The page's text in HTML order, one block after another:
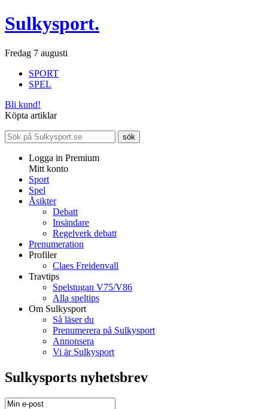
Sulkysport.
Fredag 7 augusti
SPORT
SPEL
Bli kund!
Köpta artiklar
Logga in Premium
Mitt konto
Sport
Spel
Åsikter
Debatt
Insändare
Regelverk debatt
Prenumeration
Profiler
Claes Freidenvall
Travtips
Spelstugan V75/V86
Alla speltips
Om Sulkysport
Så läser du
Prenumerera på Sulkysport
Annonsera
Vi är Sulkysport
Sulkysports nyhetsbrev